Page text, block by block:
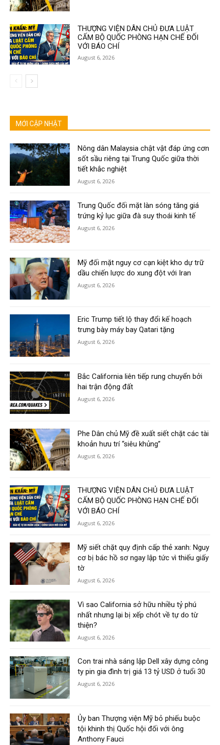
THƯỢNG VIỆN DÂN CHỦ ĐƯA LUẬT
CẤM BỘ QUỐC PHÒNG HẠN CHẾ ĐỐI
VỚI BÁO CHÍ
August 6, 2026
MỚI CẬP NHẬT
Nông dân Malaysia chật vật đáp ứng cơn
sốt sầu riêng tại Trung Quốc giữa thời
tiết khắc nghiệt
August 6, 2026
Trung Quốc đối mặt làn sóng tăng giá
trứng kỷ lục giữa đà suy thoái kinh tế
August 6, 2026
Mỹ đối mặt nguy cơ cạn kiệt kho dự trữ
dầu chiến lược do xung đột với Iran
August 6, 2026
Eric Trump tiết lộ thay đổi kế hoạch
trưng bày máy bay Qatari tặng
August 6, 2026
Bắc California liên tiếp rung chuyển bởi
hai trận động đất
August 6, 2026
Phe Dân chủ Mỹ đề xuất siết chặt các tài
khoản hưu trí “siêu khủng”
August 6, 2026
THƯỢNG VIỆN DÂN CHỦ ĐƯA LUẬT
CẤM BỘ QUỐC PHÒNG HẠN CHẾ ĐỐI
VỚI BÁO CHÍ
August 6, 2026
Mỹ siết chặt quy định cấp thẻ xanh: Nguy
cơ bị bác hồ sơ ngay lập tức vì thiếu giấy
tờ
August 6, 2026
Vì sao California sở hữu nhiều tỷ phú
nhất nhưng lại bị xếp chót về tự do từ
thiện?
August 6, 2026
Con trai nhà sáng lập Dell xây dựng công
ty pin gia đình trị giá 13 tỷ USD ở tuổi 30
August 6, 2026
Ủy ban Thượng viện Mỹ bỏ phiếu buộc
tội khinh thị Quốc hội đối với ông
Anthony Fauci